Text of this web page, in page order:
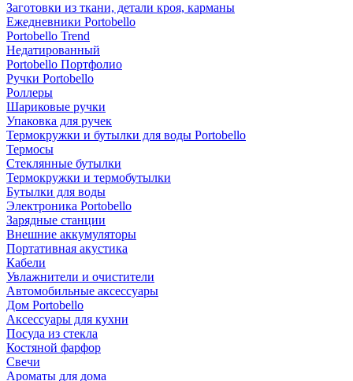
Заготовки из ткани, детали кроя, карманы
Ежедневники Portobello
Portobello Trend
Недатированный
Portobello Портфолио
Ручки Portobello
Роллеры
Шариковые ручки
Упаковка для ручек
Термокружки и бутылки для воды Portobello
Термосы
Стеклянные бутылки
Термокружки и термобутылки
Бутылки для воды
Электроника Portobello
Зарядные станции
Внешние аккумуляторы
Портативная акустика
Кабели
Увлажнители и очистители
Автомобильные аксессуары
Дом Portobello
Аксессуары для кухни
Посуда из стекла
Костяной фарфор
Свечи
Ароматы для дома